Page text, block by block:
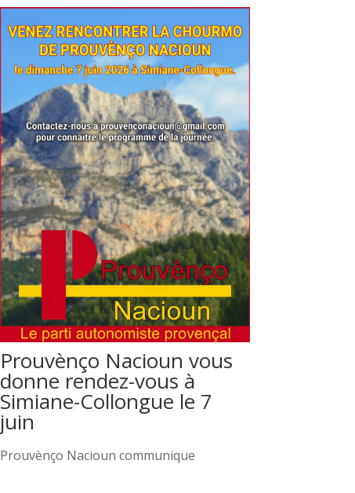
Prouvènço Nacioun vous
donne rendez-vous à
Simiane-Collongue le 7
juin
Prouvènço Nacioun communique